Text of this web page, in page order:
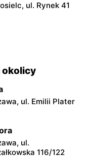
ul. Rynek 41
ul. Drążdżewo
Borki, ul. Jana
4
okolicy
ul. Emilii Plater
ul.
116/122